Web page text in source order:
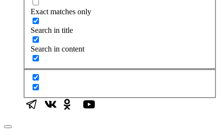
Exact matches only
Search in title
Search in content